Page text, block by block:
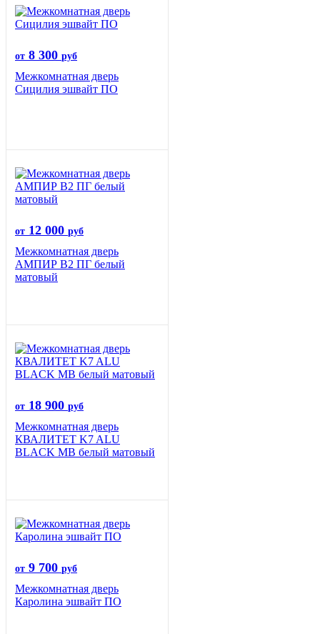
от 8 300 руб
Межкомнатная дверь
Сицилия эшвайт ПО
от 12 000 руб
Межкомнатная дверь
АМПИР В2 ПГ белый
матовый
от 18 900 руб
Межкомнатная дверь
КВАЛИТЕТ K7 ALU
BLACK MB белый матовый
от 9 700 руб
Межкомнатная дверь
Каролина эшвайт ПО